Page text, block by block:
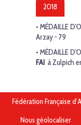
2018
•MÉDAILLE
Arzay - 79
• MÉDAILLE
FAI à Zulpich
Fédération Française
Nous géolocaliser